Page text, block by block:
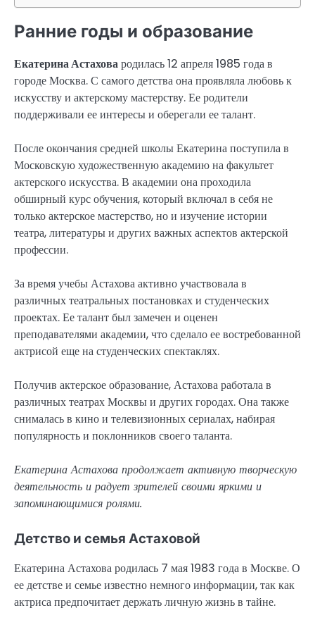
Ранние годы и образование
Екатерина Астаховародилась 12 апреля 1985 года в
городе Москва. С самого детства она проявляла любовь к
искусству и актерскому мастерству. Ее родители
поддерживали ее интересы и оберегали ее талант.
После окончания средней школы Екатерина поступила в
Московскую художественную академию на факультет
актерского искусства. В академии она проходила
обширный курс обучения, который включал в себя не
только актерское мастерство, но и изучение истории
театра, литературы и других важных аспектов актерской
профессии.
За время учебы Астахова активно участвовала в
различных театральных постановках и студенческих
проектах. Ее талант был замечен и оценен
преподавателями академии, что сделало ее востребованной
актрисой еще на студенческих спектаклях.
Получив актерское образование, Астахова работала в
различных театрах Москвы и других городах. Она также
снималась в кино и телевизионных сериалах, набирая
популярность и поклонников своего таланта.
Екатерина Астахова продолжает активную творческую
деятельность и радует зрителей своими яркими и
запоминающимися ролями.
Детство и семья Астаховой
Екатерина Астахова родилась 7 мая 1983 года в Москве. О
ее детстве и семье известно немного информации, так как
актриса предпочитает держать личную жизнь в тайне.